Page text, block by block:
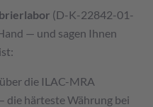
(D-K-22842-01-
— und sagen Ihnen
über die ILAC-MRA
härteste Währung bei